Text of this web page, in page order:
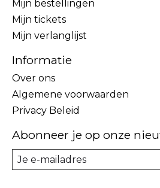
Mijn bestellingen
Mijn tickets
Mijn verlanglijst
Informatie
Over ons
Algemene voorwaarden
Privacy Beleid
Abonneer je op onze